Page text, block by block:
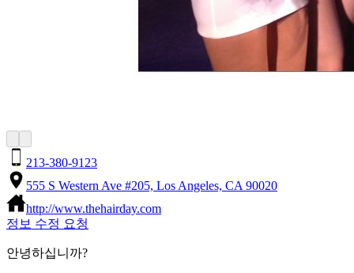
213-380-9123
555 S Western Ave #205, Los Angeles, CA 90020
http://www.thehairday.com
정보 수정 요청
안녕하십니까?